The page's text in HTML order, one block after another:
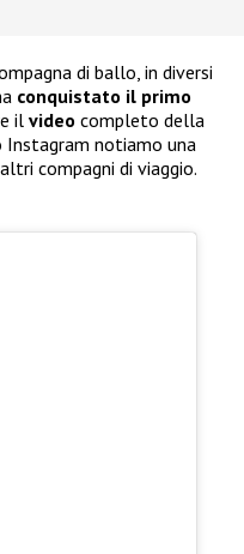
di ballo, in diversi
conquistato il primo
il video completo della
notiamo una
compagni di viaggio.